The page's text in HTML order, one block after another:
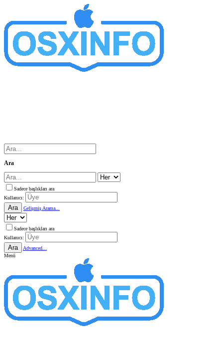
Ara
Sadece başlıkları ara
Kullanıcı:
Ara Gelişmiş Arama...
Sadece başlıkları ara
Kullanıcı:
Ara
Advanced...
Menü